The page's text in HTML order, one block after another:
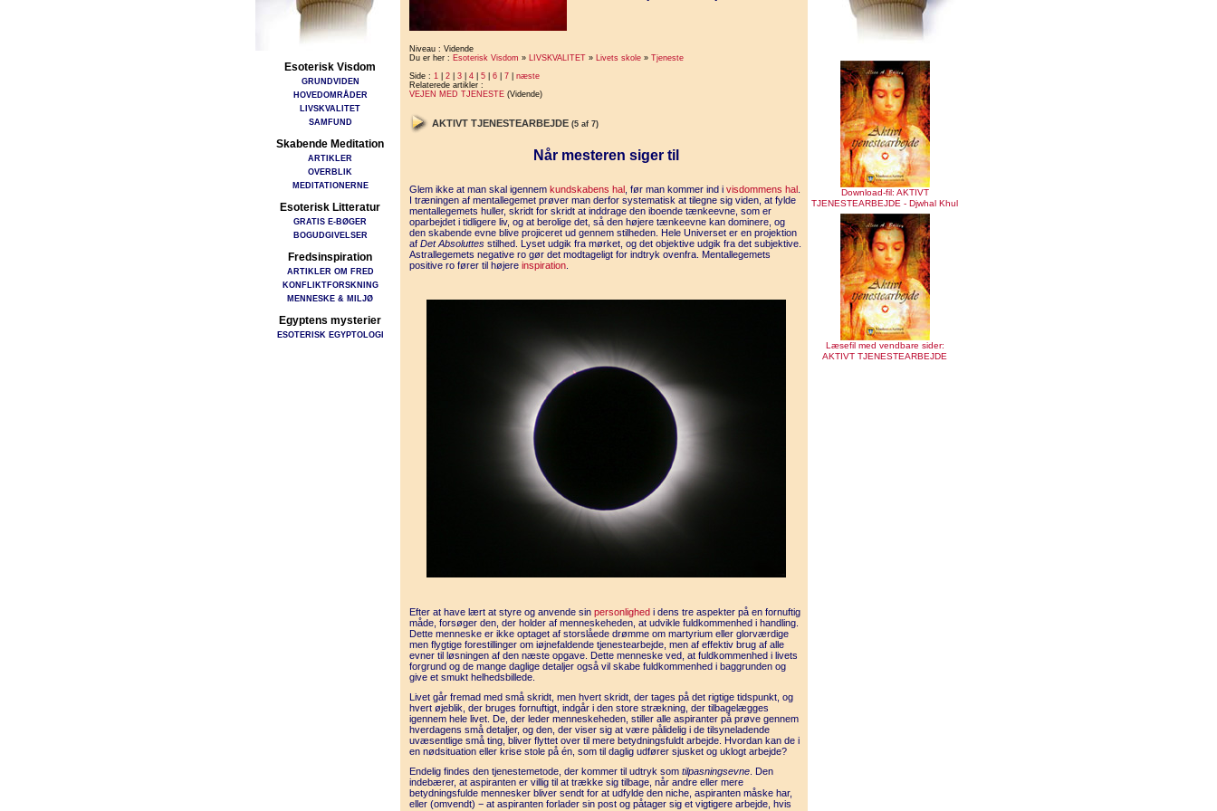
Esoterisk Visdom
GRUNDVIDEN
HOVEDOMRÅDER
LIVSKVALITET
SAMFUND
Skabende Meditation
ARTIKLER
OVERBLIK
MEDITATIONERNE
Esoterisk Litteratur
GRATIS E-BØGER
BOGUDGIVELSER
Fredsinspiration
ARTIKLER OM FRED
KONFLIKTFORSKNING
MENNESKE & MILJØ
Egyptens mysterier
ESOTERISK EGYPTOLOGI
Niveau : Vidende
Du er her : Esoterisk Visdom » LIVSKVALITET » Livets skole » Tjeneste
Side : 1 2 3 4 5 6 7
næste
Relaterede artikler :
VEJEN MED TJENESTE (Vidende)
AKTIVT TJENESTEARBEJDE (5 af 7)
Når mesteren siger til
Glem ikke at man skal igennem kundskabens hal , før man kommer ind i visdommens hal
I træningen af mentallegemet prøver man derfor systematisk at tilegne sig viden, at fylde
mentallegemets huller, skridt for skridt at inddrage den iboende tænkeevne, som er
oparbejdet i tidligere liv, og at berolige det, så den højere tænkeevne kan dominere, og
den skabende evne blive projiceret ud gennem stilheden. Hele Universet er en projektion
af Det Absoluttes stilhed. Lyset udgik fra mørket, og det objektive udgik fra det subjektive.
Astrallegemets negative ro gør det modtageligt for indtryk ovenfra. Mentallegemets
positive ro fører til højere inspiration
Efter at have lært at styre og anvende sin personlighed i dens tre aspekter på en fornuftig
måde, forsøger den, der holder af menneskeheden, at udvikle fuldkommenhed i handling.
Dette menneske er ikke optaget af storslåede drømme om martyrium eller glorværdige
men flygtige forestillinger om iøjnefaldende tjenestearbejde, men af effektiv brug af alle
evner til løsningen af den næste opgave. Dette menneske ved, at fuldkommenhed i livets
forgrund og de mange daglige detaljer også vil skabe fuldkommenhed i baggrunden og
give et smukt helhedsbillede.
Livet går fremad med små skridt, men hvert skridt, der tages på det rigtige tidspunkt, og
hvert øjeblik, der bruges fornuftigt, indgår i den store strækning, der tilbagelægges
igennem hele livet. De, der leder menneskeheden, stiller alle aspiranter på prøve gennem
hverdagens små detaljer, og den, der viser sig at være pålidelig i de tilsyneladende
uvæsentlige små ting, bliver flyttet over til mere betydningsfuldt arbejde. Hvordan kan de i
en nødsituation eller krise stole på én, som til daglig udfører sjusket og uklogt arbejde?
Endelig findes den tjenestemetode, der kommer til udtryk som tilpasningsevne . Den
indebærer, at aspiranten er villig til at trække sig tilbage, når andre eller mere
betydningsfulde mennesker bliver sendt for at udfylde den niche, aspiranten måske har,
eller (omvendt) − at aspiranten forlader sin post og påtager sig et vigtigere arbejde, hvis
Download-fil: AKTIVT
TJENESTEARBEJDE - Djwhal Khul
Læsefil med vendbare sider:
AKTIVT TJENESTEARBEJDE